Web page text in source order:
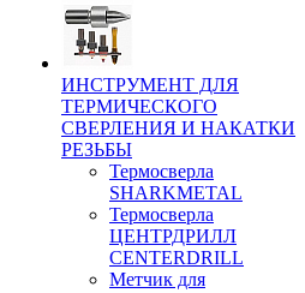
ИНСТРУМЕНТ ДЛЯ
ТЕРМИЧЕСКОГО
СВЕРЛЕНИЯ И НАКАТКИ
РЕЗЬБЫ
Термосверла
SHARKMETAL
Термосверла
ЦЕНТРДРИЛЛ
CENTERDRILL
Метчик для